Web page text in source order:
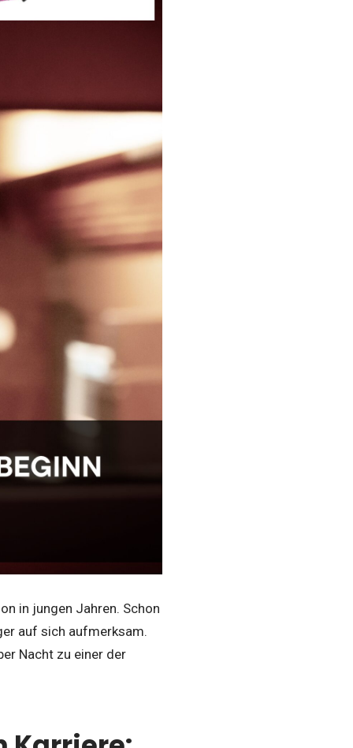
in jungen Jahren. Schon
auf sich aufmerksam.
Nacht zu einer der